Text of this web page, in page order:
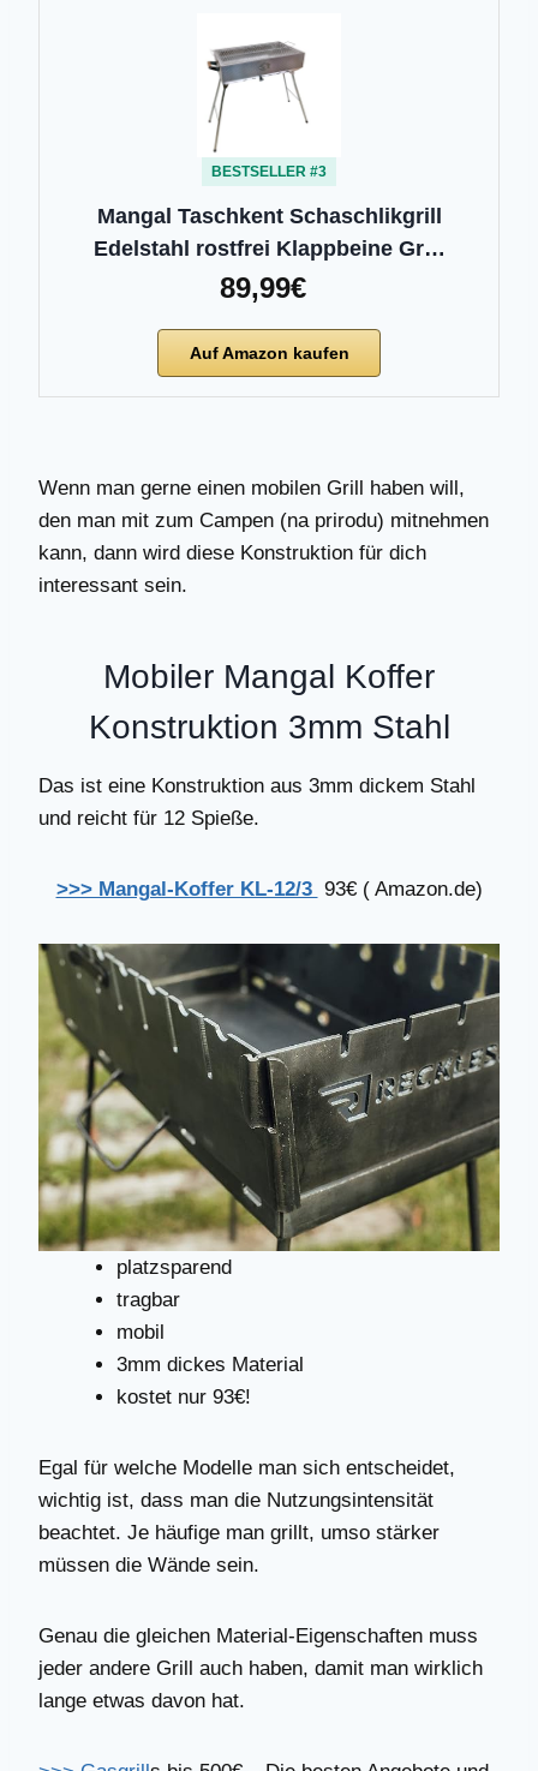
BESTSELLER #3
Mangal Taschkent Schaschlikgrill
Edelstahl rostfrei Klappbeine Gr…
89,99€
Auf Amazon kaufen
Wenn man gerne einen mobilen Grill haben will,
den man mit zum Campen (na prirodu) mitnehmen
kann, dann wird diese Konstruktion für dich
interessant sein.
Mobiler Mangal Koffer
Konstruktion 3mm Stahl
Das ist eine Konstruktion aus 3mm dickem Stahl
und reicht für 12 Spieße.
>>> Mangal-Koffer KL-12/3 93€ ( Amazon.de)
platzsparend
tragbar
mobil
3mm dickes Material
kostet nur 93€!
Egal für welche Modelle man sich entscheidet,
wichtig ist, dass man die Nutzungsintensität
beachtet. Je häufige man grillt, umso stärker
müssen die Wände sein.
Genau die gleichen Material-Eigenschaften muss
jeder andere Grill auch haben, damit man wirklich
lange etwas davon hat.